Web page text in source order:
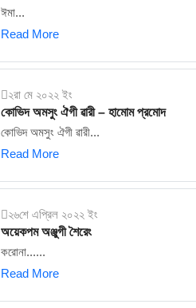
ঈমা...
Read More
২রা মে ২০২২ ইং
কোভিদ অমসুং ঐগী ৱারী – হামোম প্রমোদ
কোভিদ অমসুং ঐগী ৱারী...
Read More
২৬শে এপ্রিল ২০২২ ইং
অয়েকপম অঞ্জুগী শৈরেং
করোনা......
Read More